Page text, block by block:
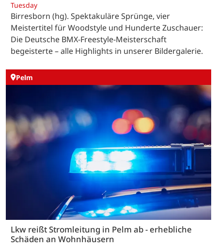
Tuesday
Birresborn (hg). Spektakuläre Sprünge, vier
Meistertitel für Woodstyle und Hunderte Zuschauer:
Die Deutsche BMX-Freestyle-Meisterschaft
begeisterte – alle Highlights in unserer Bildergalerie.
Pelm
Lkw reißt Stromleitung in Pelm ab - erhebliche
Schäden an Wohnhäusern